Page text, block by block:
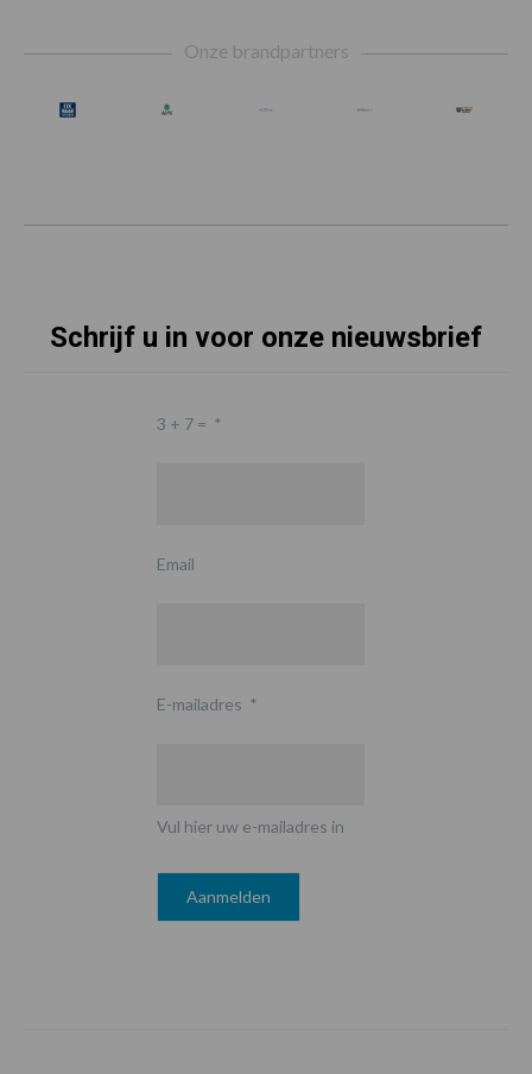
Onze brandpartners
Schrijf u in voor onze nieuwsbrief
3 + 7 = *
Email
E-mailadres *
Vul hier uw e-mailadres in